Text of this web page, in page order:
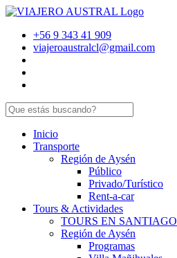
+56 9 343 41 909
viajeroaustralcl@gmail.com
Inicio
Transporte
Región de Aysén
Público
Privado/Turístico
Rent-a-car
Tours & Actividades
TOURS EN SANTIAGO
Región de Aysén
Programas